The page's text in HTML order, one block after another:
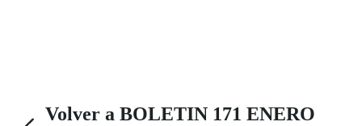
Volver a BOLETIN 171 ENERO